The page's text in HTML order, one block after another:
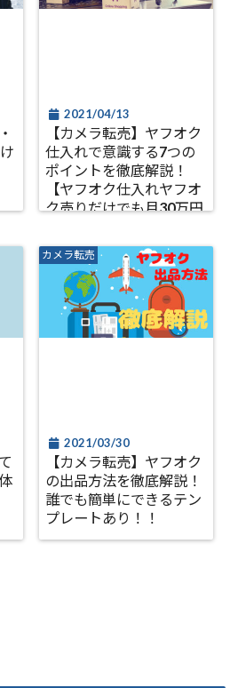
2021/04/13
【カメラ転売】ヤフオク
仕入れで意識する7つの
ポイントを徹底解説！
【ヤフオク仕入れヤフオ
ク売りだけでも月30万円
カメラ転売
2021/03/30
【カメラ転売】ヤフオク
の出品方法を徹底解説！
誰でも簡単にできるテン
プレートあり！！